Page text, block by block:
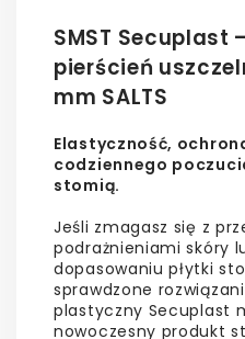
SMST Secuplast
pierścień
mm SALTS
Elastyczność,
codziennego
stomią.
Jeśli zmagasz się z
podrażnieniami skóry
dopasowaniu płytki
sprawdzone
plastyczny Secuplast
nowoczesny produkt